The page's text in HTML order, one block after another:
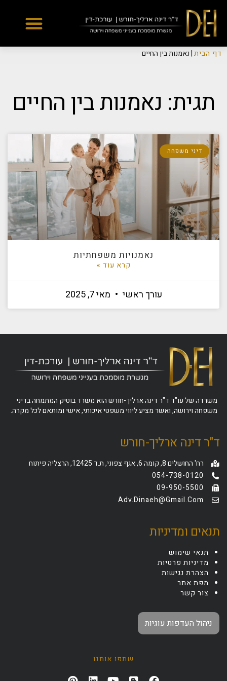
Yes
...
דף הבית|נאמנות בין החיים
תגית: נאמנות בין החיים
דיני משפחה
נאמנויות משפחתיות
קרא עוד »
עורך ראשי מאי 7, 2025
משרדה של עו"ד ד"ר דינה ארליך-חורש הוא משרד בוטיק המתמחה בדיני
משפחה וירושה, ואשר מציע ליווי משפטי איכותי, אישי ומותאם לכל מקרה.
ד"ר דינה ארליך-חורש
רח' החושלים 8, קומה 6, אגף צפוני, ת.ד 12425, הרצליה פיתוח
054-738-0120
09-950-5500
Adv.dinaeh@gmail.com
תנאים ומדיניות
תנאי שימוש
מדיניות פרטיות
הצהרת נגישות
מפת אתר
צור קשר
ניהול העדפות עוגיות
שתפו אותנו